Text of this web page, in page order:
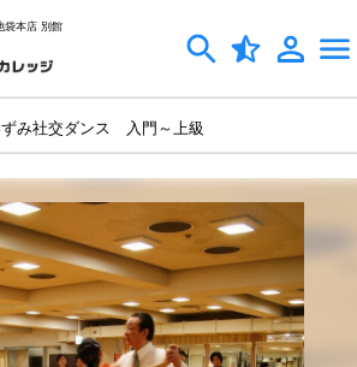
袋本店 別館
ずみ社交ダンス 入門～上級